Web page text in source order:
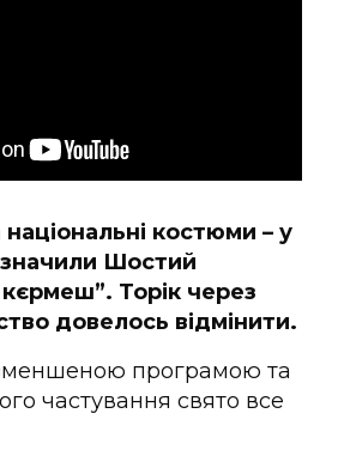
національні костюми – у
Шостий
Торік через
довелось відмінити.
програмою та
частування свято все